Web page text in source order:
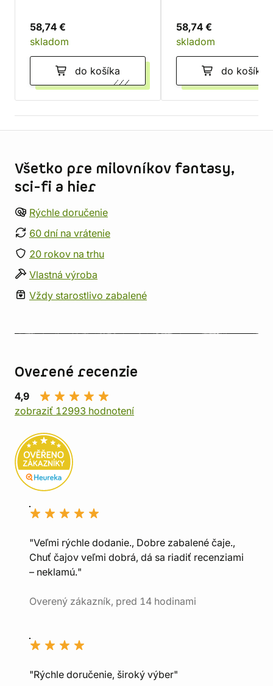
58,74 €
skladom
do košíka
58,74 €
skladom
do košíka
Všetko pre milovníkov fantasy,
sci-fi a hier
Rýchle doručenie
60 dní na vrátenie
20 rokov na trhu
Vlastná výroba
Vždy starostlivo zabalené
Overené recenzie
4,9
zobraziť 12993 hodnotení
"Veľmi rýchle dodanie., Dobre zabalené čaje.,
Chuť čajov veľmi dobrá, dá sa riadiť recenziami
– neklamú."
Overený zákazník, pred 14 hodinami
"Rýchle doručenie, široký výber"